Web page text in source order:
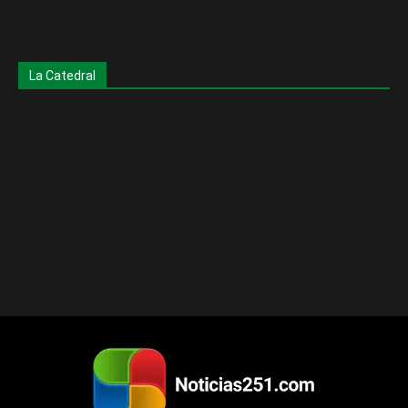
La Catedral